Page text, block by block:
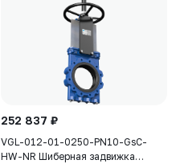
252 837 ₽
VGL-012-01-0250-PN10-GsC-
HW-NR Шиберная задвижка